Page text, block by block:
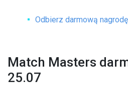
Odbierz darmową nagrodę
Match Masters
25.07